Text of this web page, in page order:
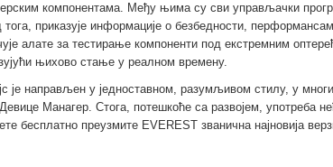
компонентама. Међу њима су сви управљачки
тога, приказује информације о безбедности,
алате за тестирање компоненти под екстремним
њихово стање у реалном времену.
је направљен у једноставном, разумљивом стилу, у
Манагер. Стога, потешкоће са развојем, употреба
бесплатно преузмите EVEREST званична најновија